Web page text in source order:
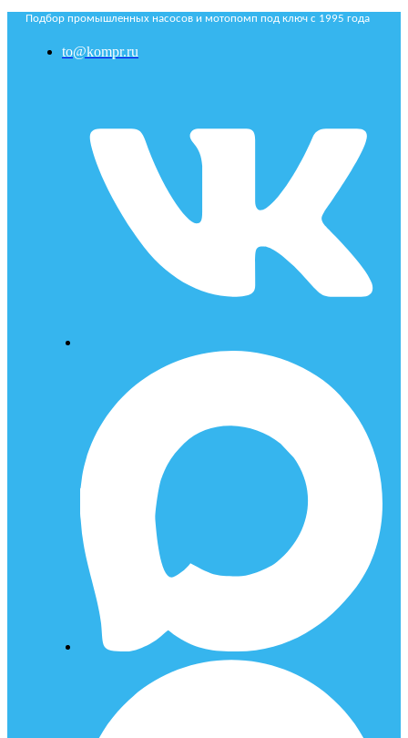
Подбор промышленных насосов и мотопомп под ключ с 1995 года
to@kompr.ru